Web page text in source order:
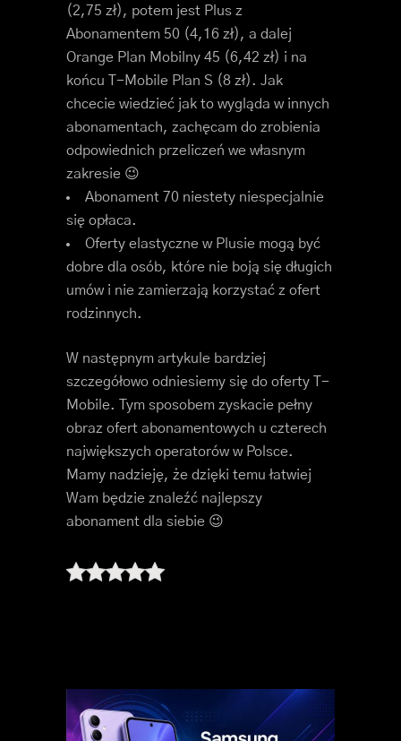
(2,75 zł), potem jest Plus z
Abonamentem 50 (4,16 zł), a dalej
Orange Plan Mobilny 45 (6,42 zł) i na
końcu T-Mobile Plan S (8 zł). Jak
chcecie wiedzieć jak to wygląda w innych
abonamentach, zachęcam do zrobienia
odpowiednich przeliczeń we własnym
zakresie 😉
Abonament 70 niestety niespecjalnie
się opłaca.
Oferty elastyczne w Plusie mogą być
dobre dla osób, które nie boją się długich
umów i nie zamierzają korzystać z ofert
rodzinnych.
W następnym artykule bardziej
szczegółowo odniesiemy się do oferty T-
Mobile. Tym sposobem zyskacie pełny
obraz ofert abonamentowych u czterech
największych operatorów w Polsce.
Mamy nadzieję, że dzięki temu łatwiej
Wam będzie znaleźć najlepszy
abonament dla siebie 😉